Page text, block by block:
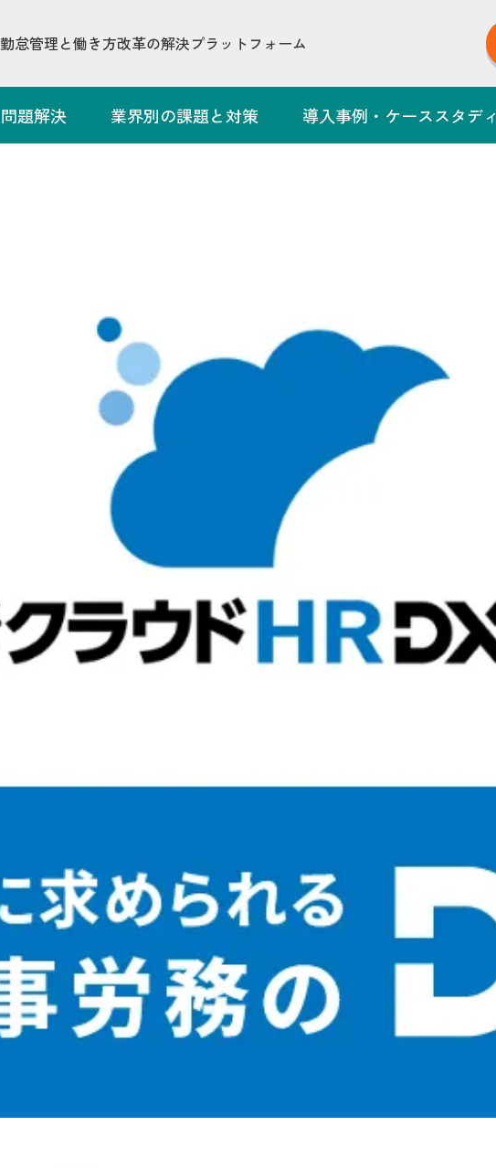
勤怠管理と働き方改革の解決プラットフォーム
問題解決 業界別の課題と対策 導入事例・ケーススタディ